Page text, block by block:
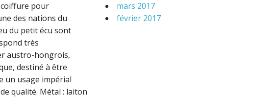
coiffure pour
des nations du
du petit écu sont
très
austro-hongrois,
destiné à être
un usage impérial
qualité. Métal : laiton
mars 2017
février 2017